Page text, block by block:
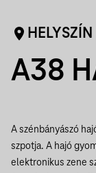
HELYSZÍN
A38
A szénbányászó
szpotja. A hajó
elektronikus zene